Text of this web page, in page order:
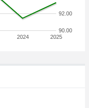
2024 2025
90.00
92.00